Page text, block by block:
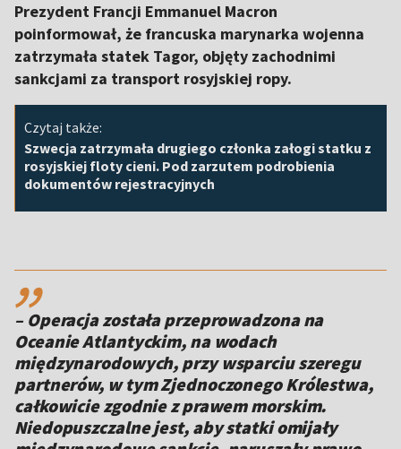
Prezydent Francji Emmanuel Macron
poinformował, że francuska marynarka wojenna
zatrzymała statek Tagor, objęty zachodnimi
sankcjami za transport rosyjskiej ropy.
Czytaj także:
Szwecja zatrzymała drugiego członka załogi statku z
rosyjskiej floty cieni. Pod zarzutem podrobienia
dokumentów rejestracyjnych
,,
– Operacja została przeprowadzona na
Oceanie Atlantyckim, na wodach
międzynarodowych, przy wsparciu szeregu
partnerów, w tym Zjednoczonego Królestwa,
całkowicie zgodnie z prawem morskim.
Niedopuszczalne jest, aby statki omijały